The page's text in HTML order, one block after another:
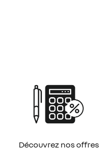
Découvrez nos offres